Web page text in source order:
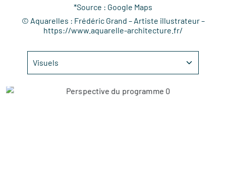
*Source : Google Maps
© Aquarelles : Frédéric Grand – Artiste illustrateur –
https://www.aquarelle-architecture.fr/